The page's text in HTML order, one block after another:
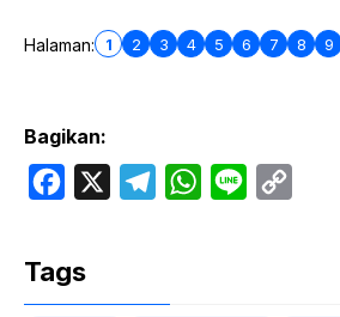
Halaman: 1 2 3 4 5 6 7 8 9
Bagikan:
e
W
Tags